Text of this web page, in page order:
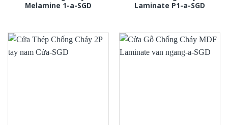
Melamine 1-a-SGD
Laminate P1-a-SGD